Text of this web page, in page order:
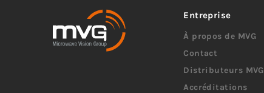
Entreprise
À propos de MVG
Contact
Distributeurs MVG
Accréditations